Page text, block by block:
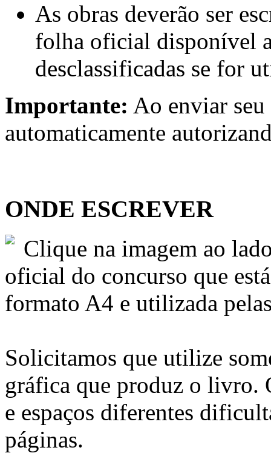
As obras deverão ser
folha oficial disponível
desclassificadas se for
Importante: Ao enviar
automaticamente
ONDE ESCREVER
Clique na imagem ao
oficial do concurso que
formato A4 e utilizada
Solicitamos que utilize
gráfica que produz o livro.
e espaços diferentes
páginas.